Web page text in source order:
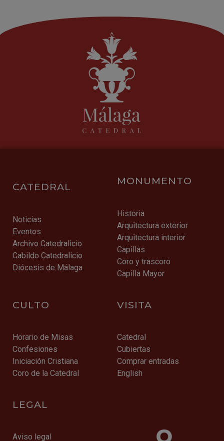
CATEDRAL
Noticias
Eventos
Archivo Catedralicio
Cabildo Catedralicio
Diócesis de Málaga
MONUMENTO
Historia
Arquitectura exterior
Arquitectura interior
Capillas
Coro y trascoro
Capilla Mayor
CULTO
Horario de Misas
Confesiones
Iniciación Cristiana
Coro de la Catedral
VISITA
Catedral
Cubiertas
Comprar entradas
English
LEGAL
Aviso legal